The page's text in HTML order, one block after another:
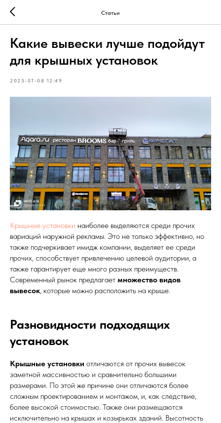
Статьи
Какие вывески лучше подойдут
для крышных установок
2025-07-08 12:49
Крышные установки наиболее выделяются среди прочих
вариаций наружной рекламы. Это не только эффективно, но
также подчеркивает имидж компании, выделяет ее среди
прочих, способствует привлечению целевой аудитории, а
также гарантирует еще много разных преимуществ.
Современный рынок предлагает множество видов
вывесок , которые можно расположить на крыше.
Разновидности подходящих
установок
Крышные установки отличаются от прочих вывесок
заметной массивностью и сравнительно большими
размерами. По этой же причине они отличаются более
сложным проектированием и монтажом, и, как следствие,
более высокой стоимостью. Также они размещаются
исключительно на крышах и козырьках зданий. Высотность